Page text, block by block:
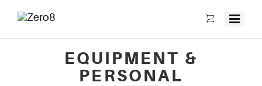
EQUIPMENT &
PERSONAL